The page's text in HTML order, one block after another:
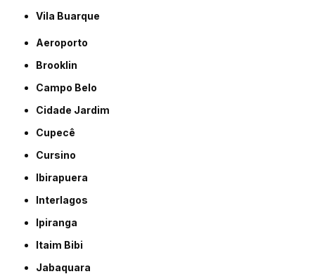
Vila Buarque
Aeroporto
Brooklin
Campo Belo
Cidade Jardim
Cupecê
Cursino
Ibirapuera
Interlagos
Ipiranga
Itaim Bibi
Jabaquara